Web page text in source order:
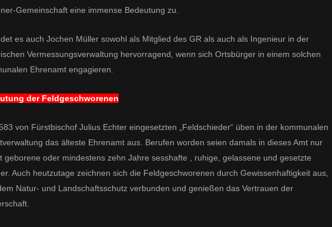
Gemeinschaft eine immense Bedeutung zu.
es auch Jochen Müller sowohl als Mitglied des GR als auch als Ingenieur in der
Vermessungsverwaltung hervorragend, wenn sich Ortsbürger in einem solchen
Ehrenamt engagieren.
der Feldgeschworenen
von Fürstbischof Julius Echter eingesetzten „Feldschieder“ üben in der kommunalen
das älteste Ehrenamt aus. Berufen worden seien damals in dieses Amt nur
geborene oder mindestens zehn Jahre sesshafte , ruhige, gelassene und gesetzte
Auch heutzutage zeichnen sich die Feldgeschworenen durch Gewissenhaftigkeit aus,
Natur- und Landschaftsschutz verbunden und genießen das Vertrauen der